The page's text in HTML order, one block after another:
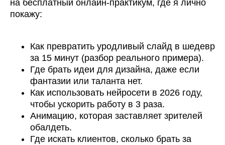
на бесплатный онлайн-практикум, где я лично
покажу:
Как превратить уродливый слайд в шедевр
за 15 минут (разбор реального примера).
Где брать идеи для дизайна, даже если
фантазии или таланта нет.
Как использовать нейросети в 2026 году,
чтобы ускорить работу в 3 раза.
Анимацию, которая заставляет зрителей
обалдеть.
Где искать клиентов, сколько брать за